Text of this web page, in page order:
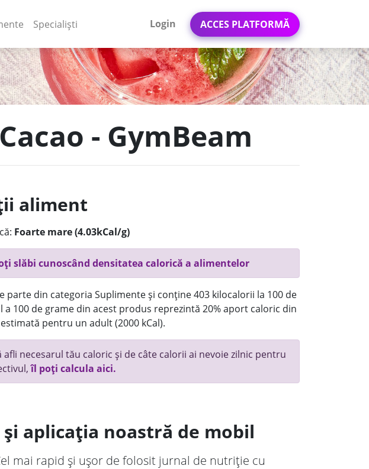
Specialiști Login ACCES PLATFORMĂ
- GymBeam
aliment
Foarte mare (4.03kCal/g)
slăbi cunoscând densitatea calorică a alimentelor
parte din categoria Suplimente și conține 403 kilocalorii la 100 de
a 100 de grame din acest produs reprezintă 20% aport caloric din
pentru un adult (2000 kCal).
afli necesarul tău caloric și de câte calorii ai nevoie zilnic pentru
îl poți calcula aici.
aplicația noastră de mobil
mai rapid și ușor de folosit jurnal de nutriție cu